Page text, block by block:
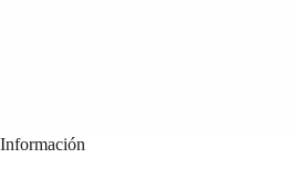
Información